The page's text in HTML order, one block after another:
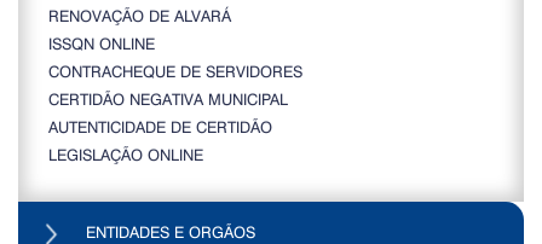
RENOVAÇÃO DE ALVARÁ
ISSQN ONLINE
CONTRACHEQUE DE SERVIDORES
CERTIDÃO NEGATIVA MUNICIPAL
AUTENTICIDADE DE CERTIDÃO
LEGISLAÇÃO ONLINE
ENTIDADES E ORGÃOS